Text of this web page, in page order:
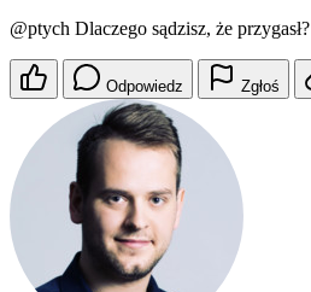
@ptych Dlaczego sądzisz, że przygasł?
Odpowiedz Zgłoś